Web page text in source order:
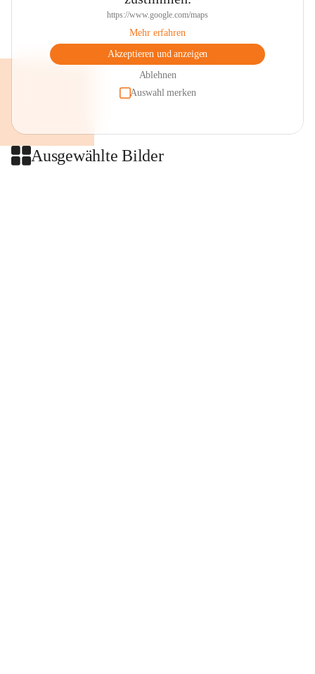
https://www.google.com/maps
Mehr erfahren
Akzeptieren und anzeigen
Ablehnen
Auswahl merken
Ausgewählte Bilder